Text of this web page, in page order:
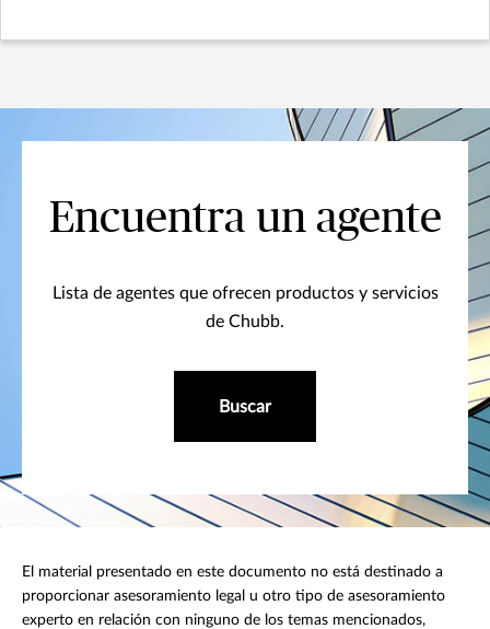
Encuentra un agente
Lista de agentes que ofrecen productos y servicios
de Chubb.
Buscar
El material presentado en este documento no está destinado a
proporcionar asesoramiento legal u otro tipo de asesoramiento
experto en relación con ninguno de los temas mencionados,